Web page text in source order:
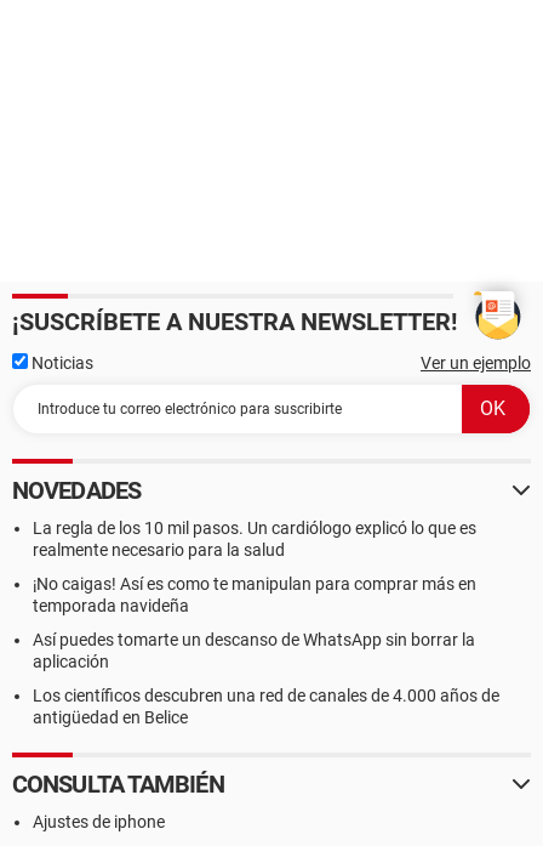
¡SUSCRÍBETE A NUESTRA NEWSLETTER!
Noticias Ver un ejemplo
NOVEDADES
La regla de los 10 mil pasos. Un cardiólogo explicó lo que es
realmente necesario para la salud
¡No caigas! Así es como te manipulan para comprar más en
temporada navideña
Así puedes tomarte un descanso de WhatsApp sin borrar la
aplicación
Los científicos descubren una red de canales de 4.000 años de
antigüedad en Belice
CONSULTA TAMBIÉN
Ajustes de iphone